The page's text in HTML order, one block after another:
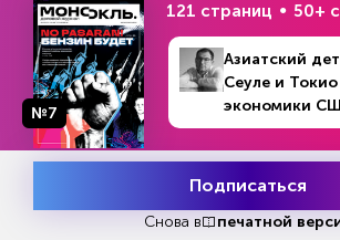
Последний сегодня закрылся
Чтобы получить 25 рублей
каждую акцию, бумаги нужно
8 мая. Некоторые аналитики не
сильного роста Сбера между
праздниками.
Акции ВТБ сегодня закрылись с
0,4%. Но и это можно считать
№7
121 страниц 50+
Азиатский
Сеуле и
экономики
Подписаться
Снова в печатной